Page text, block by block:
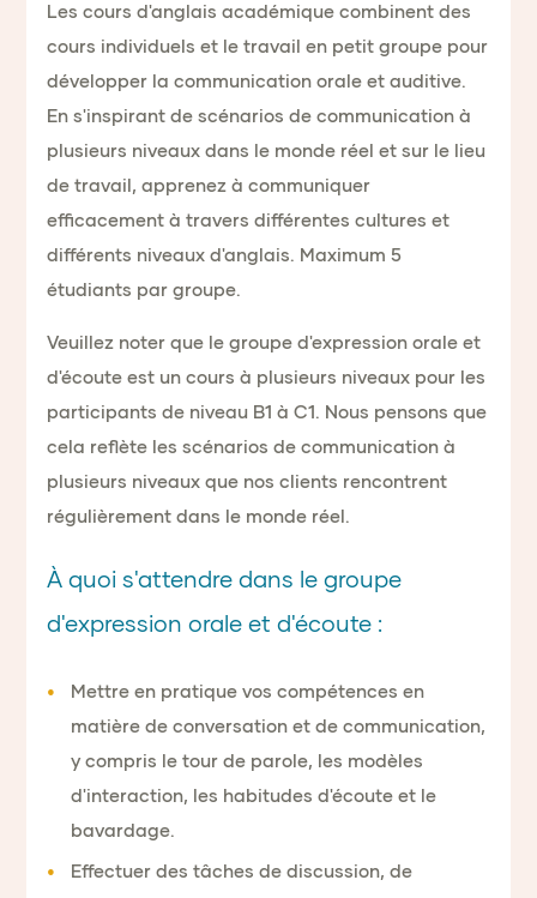
Les cours d'anglais académique combinent des
cours individuels et le travail en petit groupe pour
développer la communication orale et auditive.
En s'inspirant de scénarios de communication à
plusieurs niveaux dans le monde réel et sur le lieu
de travail, apprenez à communiquer
efficacement à travers différentes cultures et
différents niveaux d'anglais. Maximum 5
étudiants par groupe.
Veuillez noter que le groupe d'expression orale et
d'écoute est un cours à plusieurs niveaux pour les
participants de niveau B1 à C1. Nous pensons que
cela reflète les scénarios de communication à
plusieurs niveaux que nos clients rencontrent
régulièrement dans le monde réel.
À quoi s'attendre dans le groupe
d'expression orale et d'écoute :
Mettre en pratique vos compétences en
matière de conversation et de communication,
y compris le tour de parole, les modèles
d'interaction, les habitudes d'écoute et le
bavardage.
Effectuer des tâches de discussion, de